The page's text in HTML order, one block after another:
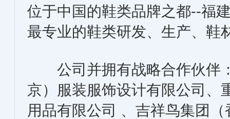
位于中国的鞋类品牌之都--福
最专业的鞋类研发、生产、鞋
公司并拥有战略合作伙伴
京）服装服饰设计有限公司、
用品有限公司 、吉祥鸟集团